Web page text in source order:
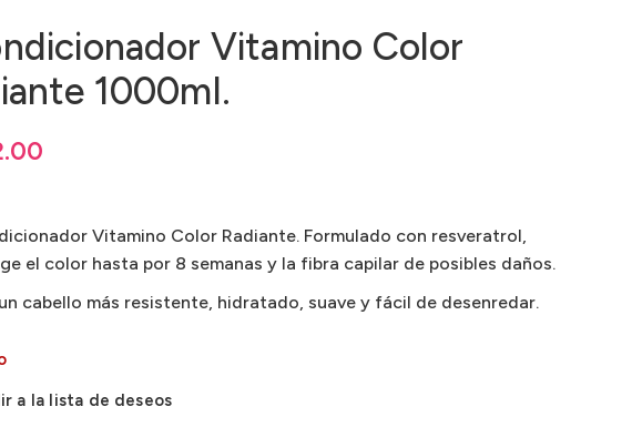
Vitamino Color
1000ml.
Vitamino Color Radiante. Formulado con resveratrol,
el color hasta por 8 semanas y la fibra capilar de posibles daños.
cabello más resistente, hidratado, suave y fácil de desenredar.
a la lista de deseos